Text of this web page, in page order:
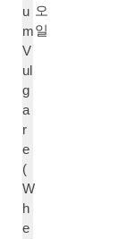
u
m
V
ul
g
a
r
e
(
W
h
e
오
일